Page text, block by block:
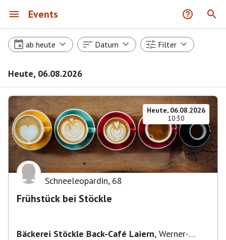
Events
ab heute Datum Filter
Heute, 06.08.2026
Heute, 06.08.2026
10:30
Schneeleopardin, 68
Frühstück bei Stöckle
Bäckerei Stöckle Back-Café Laiern, Werner-